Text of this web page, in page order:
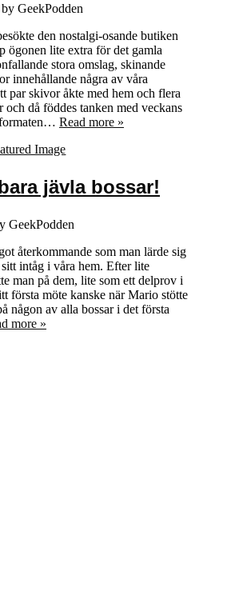
by GeekPodden
den nostalgi-osande butiken
ögonen lite extra för det gamla
stora omslag, skinande
innehållande några av våra
par skivor åkte med hem och flera
och då föddes tanken med veckans
Read more »
jävla bossar!
GeekPodden
återkommande som man lärde sig
intåg i våra hem. Efter lite
man på dem, lite som ett delprov i
första möte kanske när Mario stötte
någon av alla bossar i det första
more »